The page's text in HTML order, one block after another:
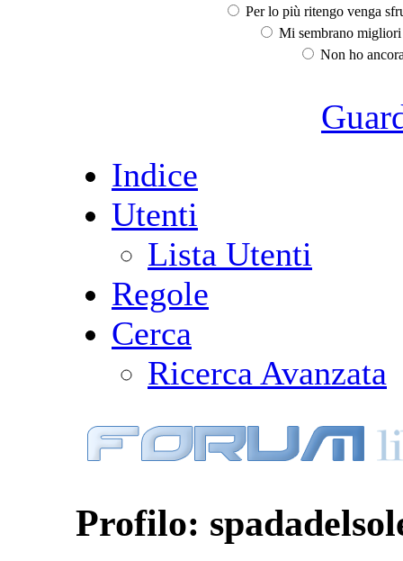
Per lo più ritengo venga
Mi sembrano
Non ho
Indice
Utenti
Lista Utenti
Regole
Cerca
Ricerca Avanzata
Profilo: